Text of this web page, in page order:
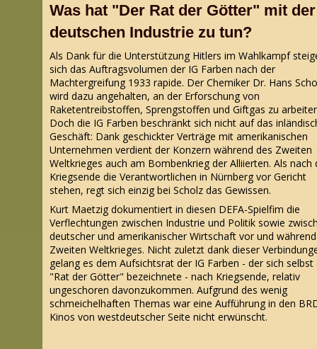
Was hat "Der Rat der Götter" mit der
deutschen Industrie zu tun?
Als Dank für die Unterstützung Hitlers im Wahlkampf
sich das Auftragsvolumen der IG Farben nach der
Machtergreifung 1933 rapide. Der Chemiker Dr. Hans
wird dazu angehalten, an der Erforschung von
Raketentreibstoffen, Sprengstoffen und Giftgas zu
Doch die IG Farben beschränkt sich nicht auf das
Geschäft: Dank geschickter Verträge mit amerikanischen
Unternehmen verdient der Konzern während des Zweiten
Weltkrieges auch am Bombenkrieg der Alliierten. Als nach
Kriegsende die Verantwortlichen in Nürnberg vor Gericht
stehen, regt sich einzig bei Scholz das Gewissen.
Kurt Maetzig dokumentiert in diesen DEFA-Spielfim die
Verflechtungen zwischen Industrie und Politik sowie
deutscher und amerikanischer Wirtschaft vor und
Zweiten Weltkrieges. Nicht zuletzt dank dieser
gelang es dem Aufsichtsrat der IG Farben - der sich selbst
"Rat der Götter" bezeichnete - nach Kriegsende, relativ
ungeschoren davonzukommen. Aufgrund des wenig
schmeichelhaften Themas war eine Aufführung in den
Kinos von westdeutscher Seite nicht erwünscht.